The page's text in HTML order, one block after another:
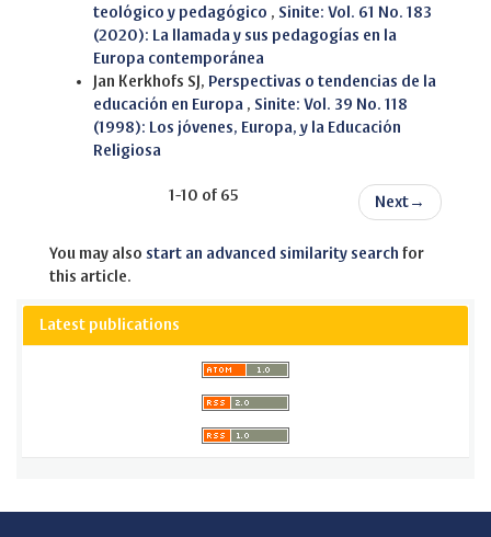
teológico y pedagógico , Sinite: Vol. 61 No. 183
(2020): La llamada y sus pedagogías en la
Europa contemporánea
Jan Kerkhofs SJ, Perspectivas o tendencias de la
educación en Europa , Sinite: Vol. 39 No. 118
(1998): Los jóvenes, Europa, y la Educación
Religiosa
1-10 of 65 Next →
You may also start an advanced similarity search for
this article.
Latest publications